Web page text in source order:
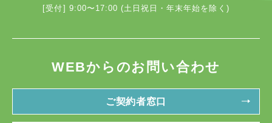
[受付] 9:00〜17:00 (土日祝日・年末年始を除く)
WEBからのお問い合わせ
ご契約者窓口